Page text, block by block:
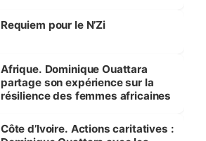
Requiem pour le N’Zi
Afrique. Dominique Ouattara
partage son expérience sur la
résilience des femmes africaines
Côte d’Ivoire. Actions caritatives :